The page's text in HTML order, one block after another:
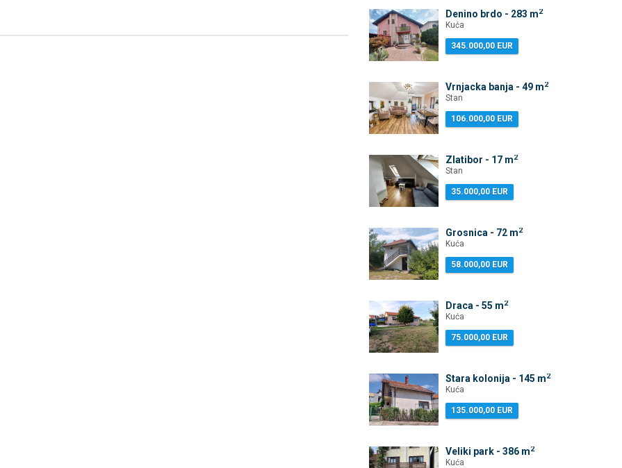
Denino brdo - 283 m2
Kuća
345.000,00 EUR
Vrnjacka banja - 49 m2
Stan
106.000,00 EUR
Zlatibor - 17 m2
Stan
35.000,00 EUR
Grosnica - 72 m2
Kuća
58.000,00 EUR
Draca - 55 m2
Kuća
75.000,00 EUR
Stara kolonija - 145 m2
Kuća
135.000,00 EUR
Veliki park - 386 m2
Kuća